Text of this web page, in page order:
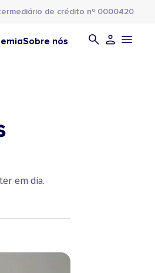
de crédito nº 0000420
Sobre nós
em dia.